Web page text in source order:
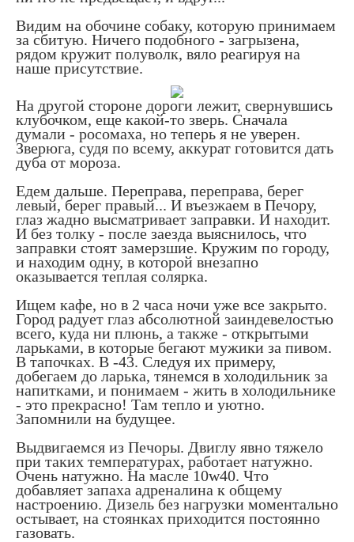
Видим на обочине собаку, которую принимаем
за сбитую. Ничего подобного - загрызена,
рядом кружит полуволк, вяло реагируя на
наше присутствие.
На другой стороне дороги лежит, свернувшись
клубочком, еще какой-то зверь. Сначала
думали - росомаха, но теперь я не уверен.
Зверюга, судя по всему, аккурат готовится дать
дуба от мороза.
Едем дальше. Переправа, переправа, берег
левый, берег правый... И въезжаем в Печору,
глаз жадно высматривает заправки. И находит.
И без толку - после заезда выяснилось, что
заправки стоят замерзшие. Кружим по городу,
и находим одну, в которой внезапно
оказывается теплая солярка.
Ищем кафе, но в 2 часа ночи уже все закрыто.
Город радует глаз абсолютной заиндевелостью
всего, куда ни плюнь, а также - открытыми
ларьками, в которые бегают мужики за пивом.
В тапочках. В -43. Следуя их примеру,
добегаем до ларька, тянемся в холодильник за
напитками, и понимаем - жить в холодильнике
- это прекрасно! Там тепло и уютно.
Запомнили на будущее.
Выдвигаемся из Печоры. Двиглу явно тяжело
при таких температурах, работает натужно.
Очень натужно. На масле 10w40. Что
добавляет запаха адреналина к общему
настроению. Дизель без нагрузки моментально
остывает, на стоянках приходится постоянно
газовать.